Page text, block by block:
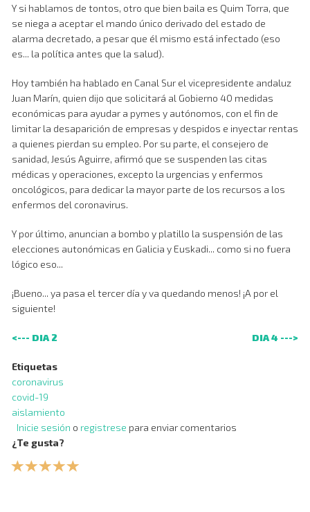
Y si hablamos de tontos, otro que bien baila es Quim Torra, que
se niega a aceptar el mando único derivado del estado de
alarma decretado, a pesar que él mismo está infectado (eso
es... la política antes que la salud).
Hoy también ha hablado en Canal Sur el vicepresidente andaluz
Juan Marín, quien dijo que solicitará al Gobierno 40 medidas
económicas para ayudar a pymes y autónomos, con el fin de
limitar la desaparición de empresas y despidos e inyectar rentas
a quienes pierdan su empleo. Por su parte, el consejero de
sanidad, Jesús Aguirre, afirmó que se suspenden las citas
médicas y operaciones, excepto la urgencias y enfermos
oncológicos, para dedicar la mayor parte de los recursos a los
enfermos del coronavirus.
Y por último, anuncian a bombo y platillo la suspensión de las
elecciones autonómicas en Galicia y Euskadi... como si no fuera
lógico eso...
¡Bueno... ya pasa el tercer día y va quedando menos! ¡A por el
siguiente!
<--- DIA 2 DIA 4 --->
Etiquetas
coronavirus
covid-19
aislamiento
Inicie sesión o registrese para enviar comentarios
¿Te gusta?